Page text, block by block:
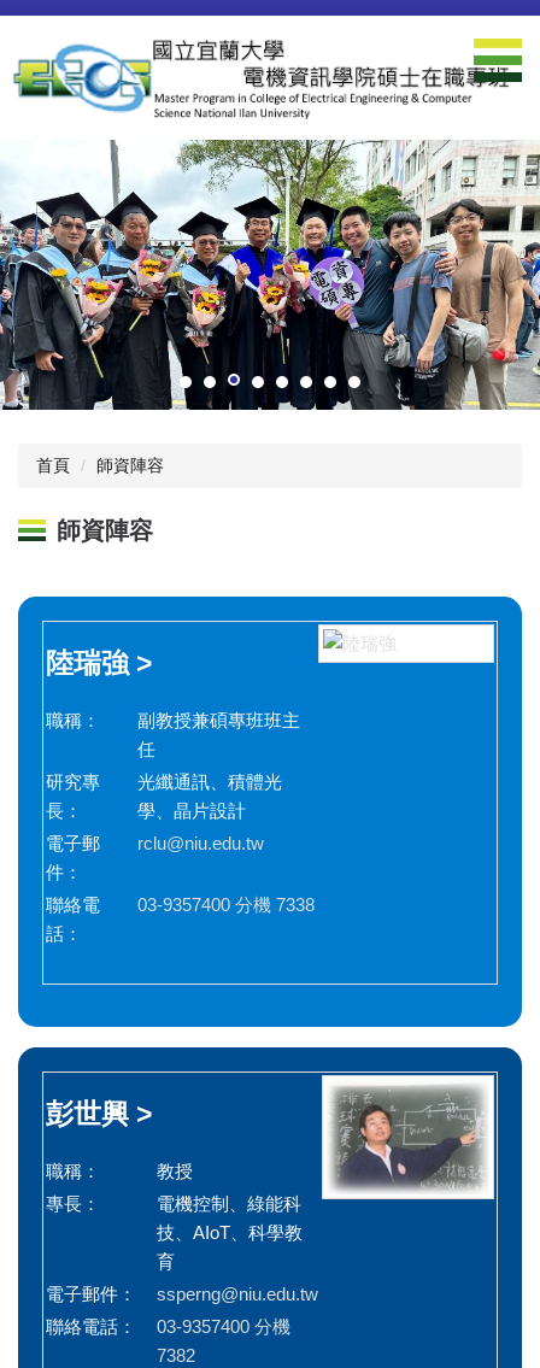
跳
主
要
首頁 師資陣容
師資陣容
陸瑞強 >
職稱：
副教授兼碩專班班主
任
研究專
長：
光纖通訊、積體光
學、晶片設計
電子郵
件：
rclu@niu.edu.tw
聯絡電
話：
03-9357400 分機 7338
彭世興 >
職稱：
教授
專長：
電機控制、綠能科
技、AIoT、科學教
育
電子郵件：
ssperng@niu.edu.tw
聯絡電話：
03-9357400 分機
7382